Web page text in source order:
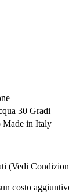
30 Gradi
Made in Italy
(Vedi
costo